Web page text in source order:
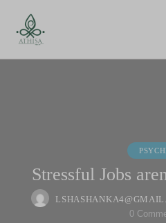
Stressful Jobs
0